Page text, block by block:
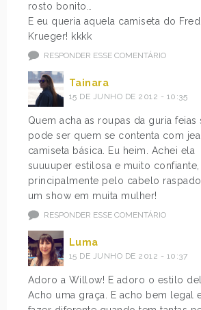
rosto bonito…
E eu queria aquela camiseta do
Krueger! kkkk
RESPONDER ESSE COMENTÁRIO
Tainara
15 DE JUNHO DE 2012 - 10:35
Quem acha as roupas da guria feias
pode ser quem se contenta com
camiseta básica. Eu heim. Achei ela
suuuuper estilosa e muito confiante,
principalmente pelo cabelo
um show em muita mulher!
RESPONDER ESSE COMENTÁRIO
Luma
15 DE JUNHO DE 2012 - 10:37
Adoro a Willow! E adoro o estilo
Acho uma graça. E acho bem legal